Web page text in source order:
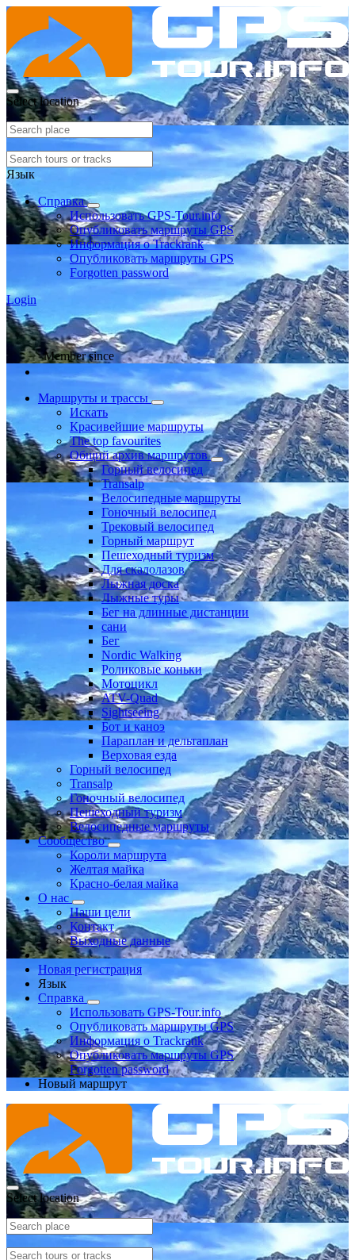
Select location
Язык
Справка
Использовать GPS-Tour.info
Опубликовать маршруты GPS
Информация о Trackrank
Опубликовать маршруты GPS
Forgotten password
Login
Member since
Маршруты и трассы
Искать
Красивейшие маршруты
The top favourites
Общий архив маршрутов
Горный велосипед
Transalp
Велосипедные маршруты
Гоночный велосипед
Трековый велосипед
Горный маршрут
Пешеходный туризм
Для скалолазов
Лыжная доска
Лыжные туры
Бег на длинные дистанции
сани
Бег
Nordic Walking
Роликовые коньки
Мотоцикл
ATV-Quad
Sightseeing
Бот и каноэ
Параплан и дельтаплан
Верховая езда
Горный велосипед
Transalp
Гоночный велосипед
Пешеходный туризм
Велосипедные маршруты
Сообщество
Короли маршрута
Желтая майка
Красно-белая майка
О нас
Наши цели
Контакт
Выходные данные
Новая регистрация
Язык
Справка
Использовать GPS-Tour.info
Опубликовать маршруты GPS
Информация о Trackrank
Опубликовать маршруты GPS
Forgotten password
Новый маршрут
Select location